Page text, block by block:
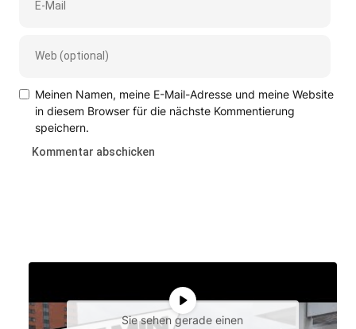
Meinen Namen, meine E-Mail-Adresse und meine Website
in diesem Browser für die nächste Kommentierung
speichern.
Sie sehen gerade einen